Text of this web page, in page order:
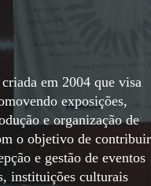
em 2004 que visa
exposições,
e organização de
o objetivo de contribuir
e gestão de eventos
instituições culturais